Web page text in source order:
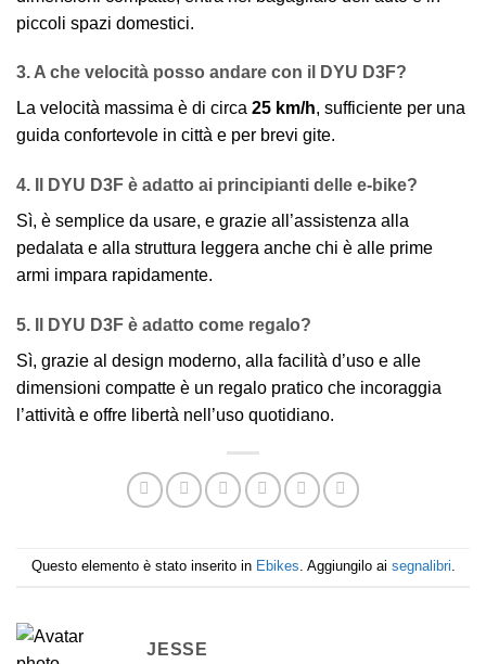
piccoli spazi domestici.
3. A che velocità posso andare con il DYU D3F?
La velocità massima è di circa 25 km/h, sufficiente per una
guida confortevole in città e per brevi gite.
4. Il DYU D3F è adatto ai principianti delle e-bike?
Sì, è semplice da usare, e grazie all’assistenza alla
pedalata e alla struttura leggera anche chi è alle prime
armi impara rapidamente.
5. Il DYU D3F è adatto come regalo?
Sì, grazie al design moderno, alla facilità d’uso e alle
dimensioni compatte è un regalo pratico che incoraggia
l’attività e offre libertà nell’uso quotidiano.
Questo elemento è stato inserito in Ebikes. Aggiungilo ai segnalibri.
JESSE